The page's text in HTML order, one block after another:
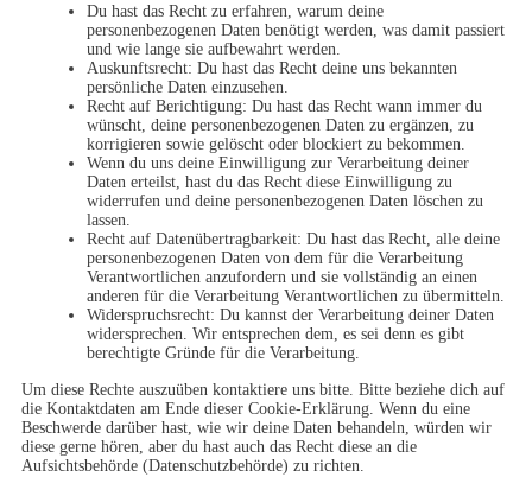
Du hast das Recht zu erfahren, warum deine
personenbezogenen Daten benötigt werden, was damit passiert
und wie lange sie aufbewahrt werden.
Auskunftsrecht: Du hast das Recht deine uns bekannten
persönliche Daten einzusehen.
Recht auf Berichtigung: Du hast das Recht wann immer du
wünscht, deine personenbezogenen Daten zu ergänzen, zu
korrigieren sowie gelöscht oder blockiert zu bekommen.
Wenn du uns deine Einwilligung zur Verarbeitung deiner
Daten erteilst, hast du das Recht diese Einwilligung zu
widerrufen und deine personenbezogenen Daten löschen zu
lassen.
Recht auf Datenübertragbarkeit: Du hast das Recht, alle deine
personenbezogenen Daten von dem für die Verarbeitung
Verantwortlichen anzufordern und sie vollständig an einen
anderen für die Verarbeitung Verantwortlichen zu übermitteln.
Widerspruchsrecht: Du kannst der Verarbeitung deiner Daten
widersprechen. Wir entsprechen dem, es sei denn es gibt
berechtigte Gründe für die Verarbeitung.
Um diese Rechte auszuüben kontaktiere uns bitte. Bitte beziehe dich auf
die Kontaktdaten am Ende dieser Cookie-Erklärung. Wenn du eine
Beschwerde darüber hast, wie wir deine Daten behandeln, würden wir
diese gerne hören, aber du hast auch das Recht diese an die
Aufsichtsbehörde (Datenschutzbehörde) zu richten.